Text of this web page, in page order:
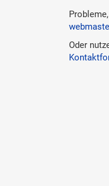
Oder